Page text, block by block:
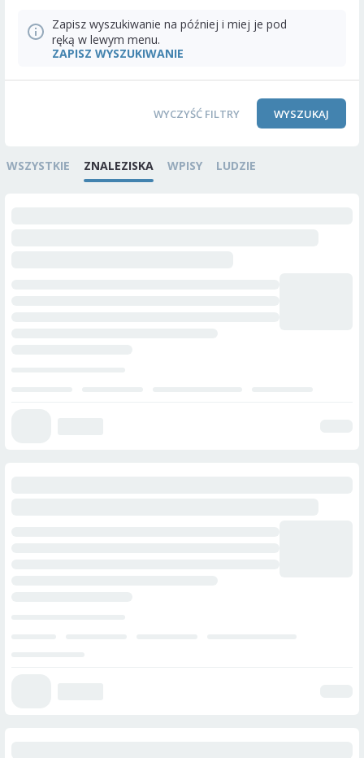
Zapisz wyszukiwanie na później i miej je pod
ręką w lewym menu.
ZAPISZ WYSZUKIWANIE
WYCZYŚĆ FILTRY WYSZUKAJ
WSZYSTKIE ZNALEZISKA WPISY LUDZIE